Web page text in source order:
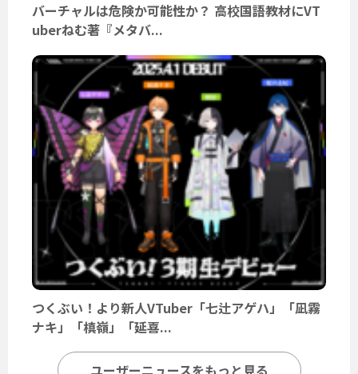
バーチャルは危険か可能性か？ 高校国語教材にVT
uberねむ著『メタバ...
つくぶい！より新人VTuber「七辻アゲハ」「凪霧
ナキ」「槙嶺」「延喜...
ユーザーニュースをもっと見る